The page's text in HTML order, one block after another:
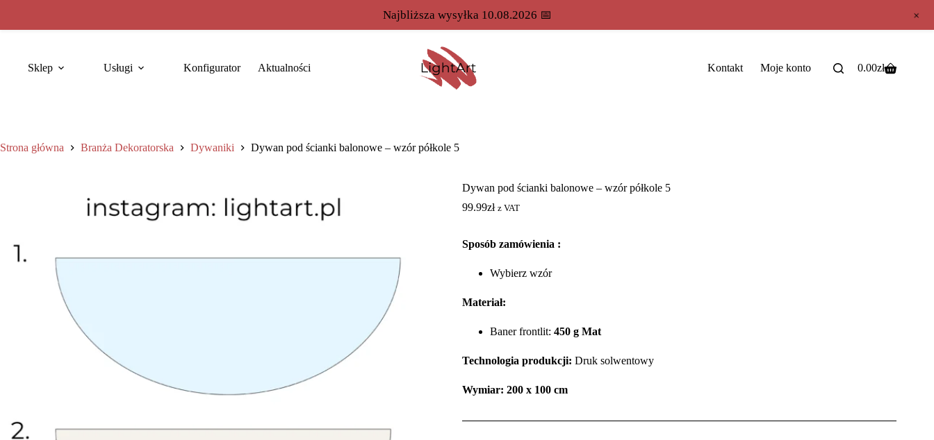
Sklep Usługi Konfigurator Aktualności Kontakt Moje konto 0.00zł
Strona główna Branża Dekoratorska Dywaniki Dywan pod ścianki balonowe – wzór półkole 5
Dywan pod ścianki balonowe – wzór półkole 5
99.99zł z VAT
Sposób zamówienia :
Wybierz wzór
Materiał:
Baner frontlit:450 g Mat
Technologia produkcji:Druk solwentowy
Wymiar: 200 x 100 cm
Najbliższa wysyłka 10.08.2026 📅 +